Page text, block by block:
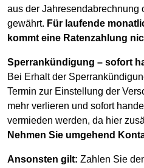
aus der Jahresendabrechnung
gewährt. Für laufende
kommt eine Ratenzahlung
Sperrankündigung – sofort
Bei Erhalt der
Termin zur Einstellung der
mehr verlieren und sofort
vermieden werden, da hier
Nehmen Sie umgehend
Ansonsten gilt: Zahlen Sie